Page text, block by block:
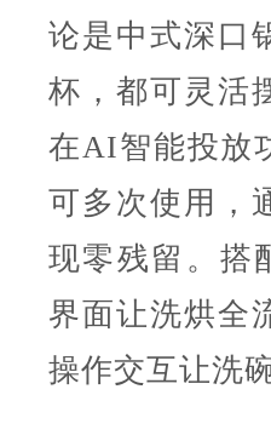
论是中式深口
杯，都可灵活
在AI智能投放
可多次使用，
现零残留。搭
界面让洗烘全
操作交互让洗